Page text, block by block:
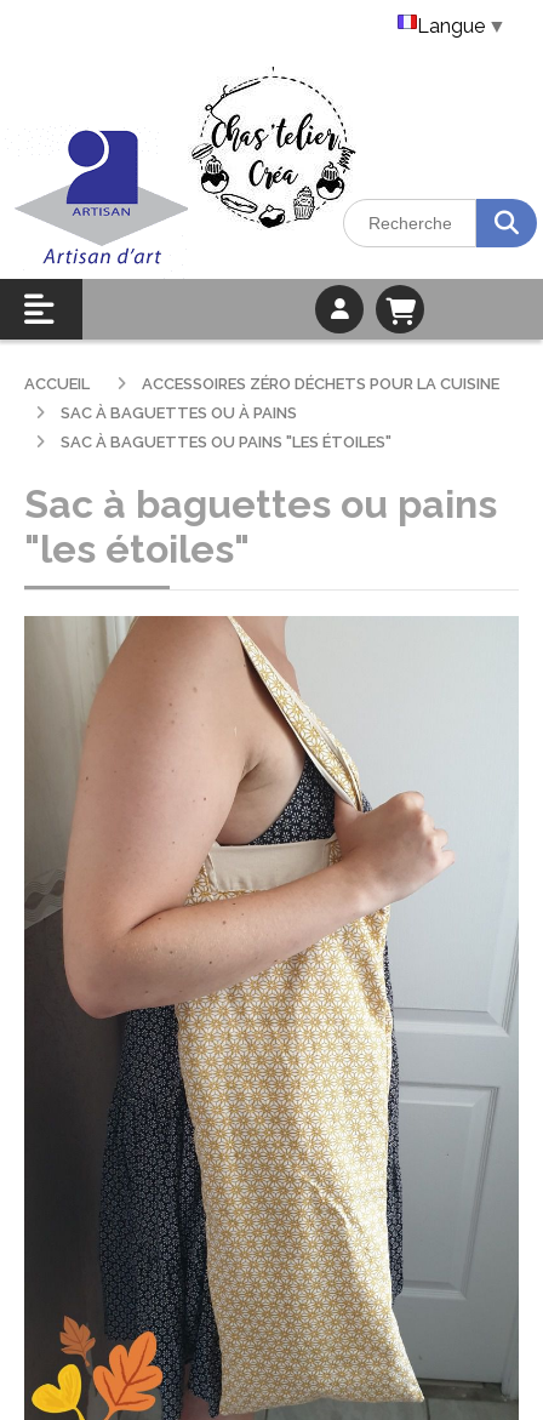
ACCUEIL
ACCESSOIRES ZÉRO DÉCHETS POUR LA CUISINE
SAC À BAGUETTES OU À PAINS
SAC À BAGUETTES OU PAINS "LES ÉTOILES"
Sac à baguettes ou pains
"les étoiles"
Langue ▼